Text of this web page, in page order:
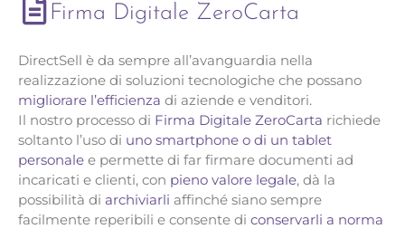
Firma Digitale ZeroCarta
DirectSell è da sempre all’avanguardia nella
realizzazione di soluzioni tecnologiche che possano
migliorare l’efficienza di aziende e venditori.
Il nostro processo di Firma Digitale ZeroCarta richiede
soltanto l’uso di uno smartphone o di un tablet
personale e permette di far firmare documenti ad
incaricati e clienti, con pieno valore legale, dà la
possibilità di archiviarli affinché siano sempre
facilmente reperibili e consente di conservarli a norma